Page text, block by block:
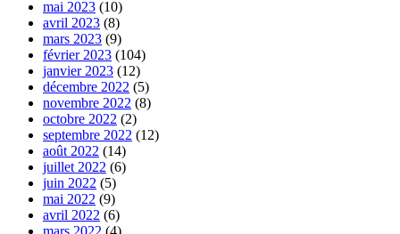
mai 2023 (10)
avril 2023 (8)
mars 2023 (9)
février 2023 (104)
janvier 2023 (12)
décembre 2022 (5)
novembre 2022 (8)
octobre 2022 (2)
septembre 2022 (12)
août 2022 (14)
juillet 2022 (6)
juin 2022 (5)
mai 2022 (9)
avril 2022 (6)
mars 2022 (4)